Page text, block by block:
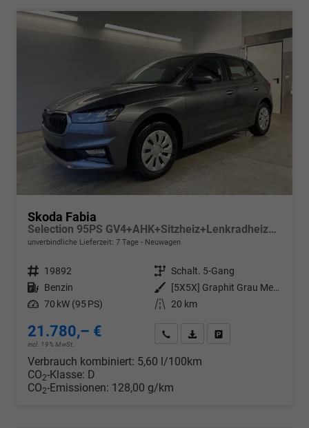
Skoda Fabia
Selection 95PS GV4+AHK+Sitzheiz+Lenkradheiz+Climatronic+Tempomat+PDC
unverbindliche Lieferzeit: 7 Tage Neuwagen
Fahrzeugnr. 19892 Getriebe Schalt. 5-Gang
Kraftstoff Benzin Außenfarbe
[5X5X] Graphit Grau Metallic
Leistung 70 kW (95 PS) Kilometerstand 20 km
21.780,– €
incl. 19% MwSt.
Wir rufen Sie anPDF-Datei, Fahrzeugexposé
Verbrauch kombiniert: 5,60 l/100km
CO2-Klasse: D
CO2-Emissionen: 128,00 g/km